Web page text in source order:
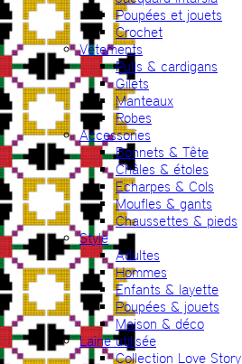
Poupées et jouets
Crochet
Vêtements
Pulls & cardigans
Gilets
Manteaux
Robes
Accessories
Bonnets & Tête
Châles & étoles
Echarpes & Cols
Moufles & gants
Chaussettes & pieds
Style
Adultes
Hommes
Enfants & layette
Poupées & jouets
Maison & déco
Laine utilisée
Collection Love Story